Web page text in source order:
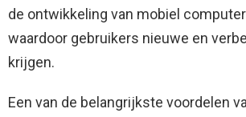
de ontwikkeling van mobiel
waardoor gebruikers nieuwe en
krijgen.
Een van de belangrijkste voordelen